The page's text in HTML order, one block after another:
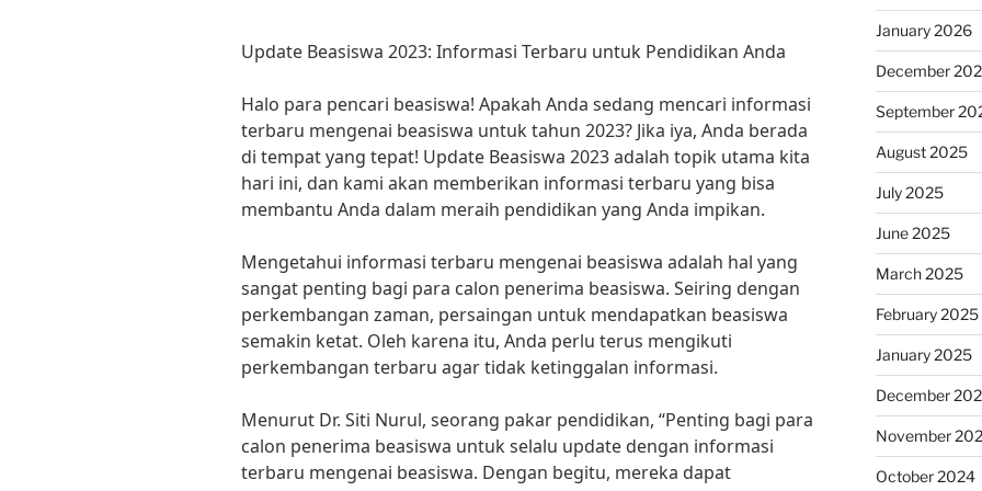
Update Beasiswa 2023: Informasi Terbaru untuk Pendidikan Anda
Halo para pencari beasiswa! Apakah Anda sedang mencari informasi
terbaru mengenai beasiswa untuk tahun 2023? Jika iya, Anda berada
di tempat yang tepat! Update Beasiswa 2023 adalah topik utama kita
hari ini, dan kami akan memberikan informasi terbaru yang bisa
membantu Anda dalam meraih pendidikan yang Anda impikan.
Mengetahui informasi terbaru mengenai beasiswa adalah hal yang
sangat penting bagi para calon penerima beasiswa. Seiring dengan
perkembangan zaman, persaingan untuk mendapatkan beasiswa
semakin ketat. Oleh karena itu, Anda perlu terus mengikuti
perkembangan terbaru agar tidak ketinggalan informasi.
Menurut Dr. Siti Nurul, seorang pakar pendidikan, “Penting bagi para
calon penerima beasiswa untuk selalu update dengan informasi
terbaru mengenai beasiswa. Dengan begitu, mereka dapat
January 2026
December
September
August 2025
July 2025
June 2025
March 2025
February 2025
January 2025
December
November
October 2024